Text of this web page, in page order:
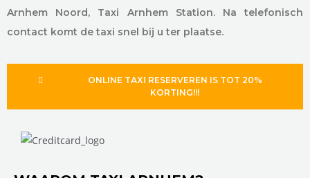
Arnhem Noord, Taxi Arnhem Station. Na telefonisch
contact komt de taxi snel bij u ter plaatse.
ONLINE TAXI RESERVEREN IS TOT 20%
KORTING!!!